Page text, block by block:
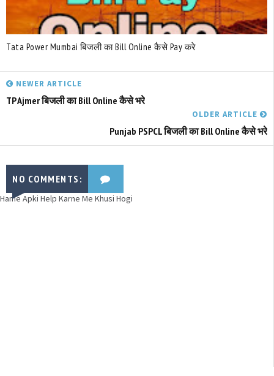
Tata Power Mumbai बिजली का Bill Online कैसे Pay करे
NEWER ARTICLE
TP Ajmer बिजली का Bill Online कैसे भरे
OLDER ARTICLE
Punjab PSPCL बिजली का Bill Online कैसे भरे
NO COMMENTS:
Hame Apki Help Karne Me Khusi Hogi